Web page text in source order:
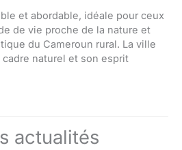
et abordable, idéale pour ceux
de vie proche de la nature et
du Cameroun rural. La ville
naturel et son esprit
actualités